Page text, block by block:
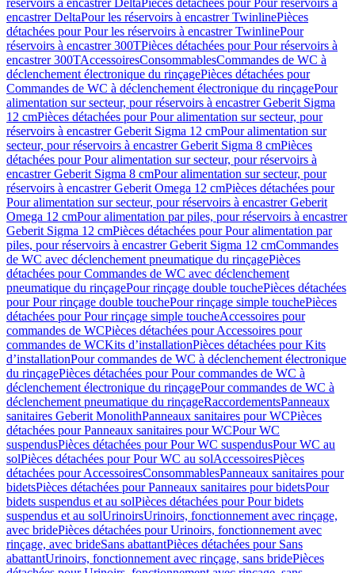
réservoirs à encastrer DeltaPièces détachées pour Pour réservoirs à
encastrer DeltaPour les réservoirs à encastrer TwinlinePièces
détachées pour Pour les réservoirs à encastrer TwinlinePour
réservoirs à encastrer 300TPièces détachées pour Pour réservoirs à
encastrer 300TAccessoiresConsommablesCommandes de WC à
déclenchement électronique du rinçagePièces détachées pour
Commandes de WC à déclenchement électronique du rinçagePour
alimentation sur secteur, pour réservoirs à encastrer Geberit Sigma
12 cmPièces détachées pour Pour alimentation sur secteur, pour
réservoirs à encastrer Geberit Sigma 12 cmPour alimentation sur
secteur, pour réservoirs à encastrer Geberit Sigma 8 cmPièces
détachées pour Pour alimentation sur secteur, pour réservoirs à
encastrer Geberit Sigma 8 cmPour alimentation sur secteur, pour
réservoirs à encastrer Geberit Omega 12 cmPièces détachées pour
Pour alimentation sur secteur, pour réservoirs à encastrer Geberit
Omega 12 cmPour alimentation par piles, pour réservoirs à encastrer
Geberit Sigma 12 cmPièces détachées pour Pour alimentation par
piles, pour réservoirs à encastrer Geberit Sigma 12 cmCommandes
de WC avec déclenchement pneumatique du rinçagePièces
détachées pour Commandes de WC avec déclenchement
pneumatique du rinçagePour rinçage double touchePièces détachées
pour Pour rinçage double touchePour rinçage simple touchePièces
détachées pour Pour rinçage simple toucheAccessoires pour
commandes de WCPièces détachées pour Accessoires pour
commandes de WCKits d’installationPièces détachées pour Kits
d’installationPour commandes de WC à déclenchement électronique
du rinçagePièces détachées pour Pour commandes de WC à
déclenchement électronique du rinçagePour commandes de WC à
déclenchement pneumatique du rinçageRaccordementsPanneaux
sanitaires Geberit MonolithPanneaux sanitaires pour WCPièces
détachées pour Panneaux sanitaires pour WCPour WC
suspendusPièces détachées pour Pour WC suspendusPour WC au
solPièces détachées pour Pour WC au solAccessoiresPièces
détachées pour AccessoiresConsommablesPanneaux sanitaires pour
bidetsPièces détachées pour Panneaux sanitaires pour bidetsPour
bidets suspendus et au solPièces détachées pour Pour bidets
suspendus et au solUrinoirsUrinoirs, fonctionnement avec rinçage,
avec bridePièces détachées pour Urinoirs, fonctionnement avec
rinçage, avec brideSans abattantPièces détachées pour Sans
abattantUrinoirs, fonctionnement avec rinçage, sans bridePièces